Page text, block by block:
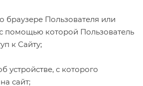
Пользователя или
помощью которой Пользователь
к Сайту;
с которого
сайт;